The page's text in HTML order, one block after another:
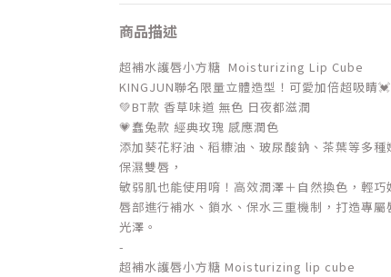
商品描述
超補水護唇小方糖 Moisturizing Lip Cube
KINGJUN聯名限量立體造型！可愛加倍超吸睛💓
💚BT款 香草味道 無色 日夜都滋潤
💗蠢兔款 經典玫瑰 感應潤色
添加葵花籽油、稻糠油、玻尿酸鈉、茶葉等多種
保濕雙唇，
敏弱肌也能使用唷！高效潤澤＋自然換色，輕巧
唇部進行補水、鎖水、保水三重機制，打造專屬
光澤。
-
超補水護唇小方糖 Moisturizing lip cube